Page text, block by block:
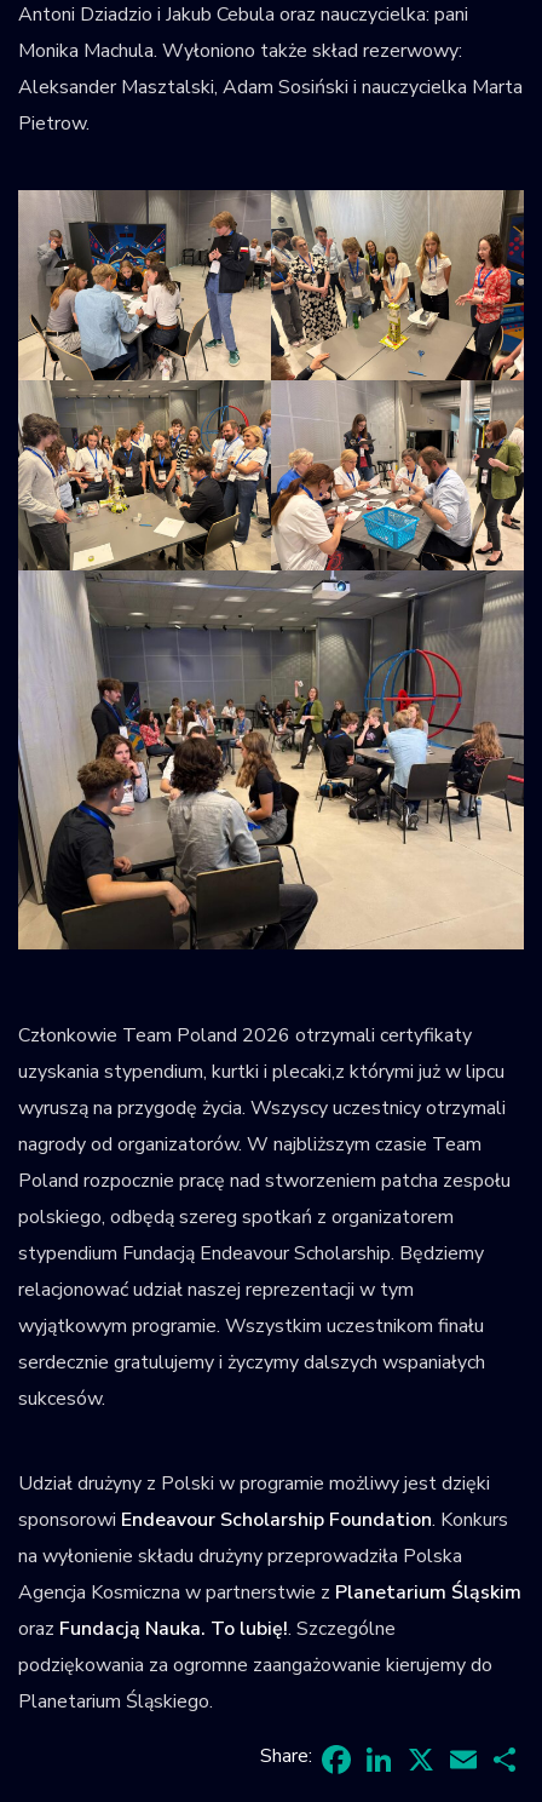
Antoni Dziadzio i Jakub Cebula oraz nauczycielka: pani
Monika Machula. Wyłoniono także skład rezerwowy:
Aleksander Masztalski, Adam Sosiński i nauczycielka Marta
Pietrow.
Członkowie Team Poland 2026 otrzymali certyfikaty
uzyskania stypendium, kurtki i plecaki,z którymi już w lipcu
wyruszą na przygodę życia. Wszyscy uczestnicy otrzymali
nagrody od organizatorów. W najbliższym czasie Team
Poland rozpocznie pracę nad stworzeniem patcha zespołu
polskiego, odbędą szereg spotkań z organizatorem
stypendium Fundacją Endeavour Scholarship. Będziemy
relacjonować udział naszej reprezentacji w tym
wyjątkowym programie. Wszystkim uczestnikom finału
serdecznie gratulujemy i życzymy dalszych wspaniałych
sukcesów.
Udział drużyny z Polski w programie możliwy jest dzięki
sponsorowi Endeavour Scholarship Foundation. Konkurs
na wyłonienie składu drużyny przeprowadziła Polska
Agencja Kosmiczna w partnerstwie z Planetarium Śląskim
oraz Fundacją Nauka. To lubię!. Szczególne
podziękowania za ogromne zaangażowanie kierujemy do
Planetarium Śląskiego.
Share: